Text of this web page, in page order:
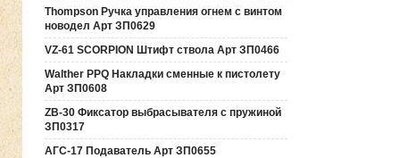
Thompson Ручка управления огнем с винтом
новодел Арт ЗП0629
VZ-61 SCORPION Штифт ствола Арт ЗП0466
Walther PPQ Накладки сменные к пистолету
Арт ЗП0608
ZB-30 Фиксатор выбрасывателя с пружиной
ЗП0317
АГС-17 Подаватель Арт ЗП0655